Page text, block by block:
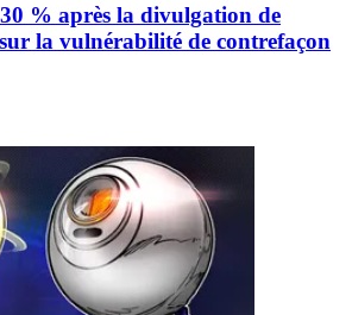
% après la divulgation de
la vulnérabilité de contrefaçon